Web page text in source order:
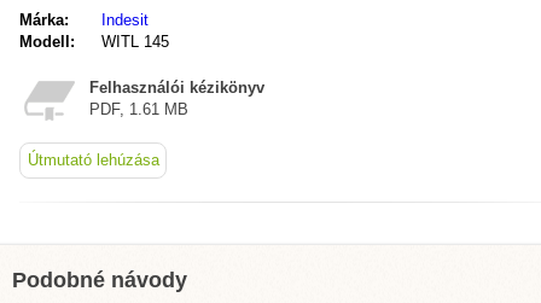
Márka:
Indesit
Modell:
WITL 145
Felhasználói kézikönyv
PDF, 1.61 MB
Útmutató lehúzása
Podobné návody